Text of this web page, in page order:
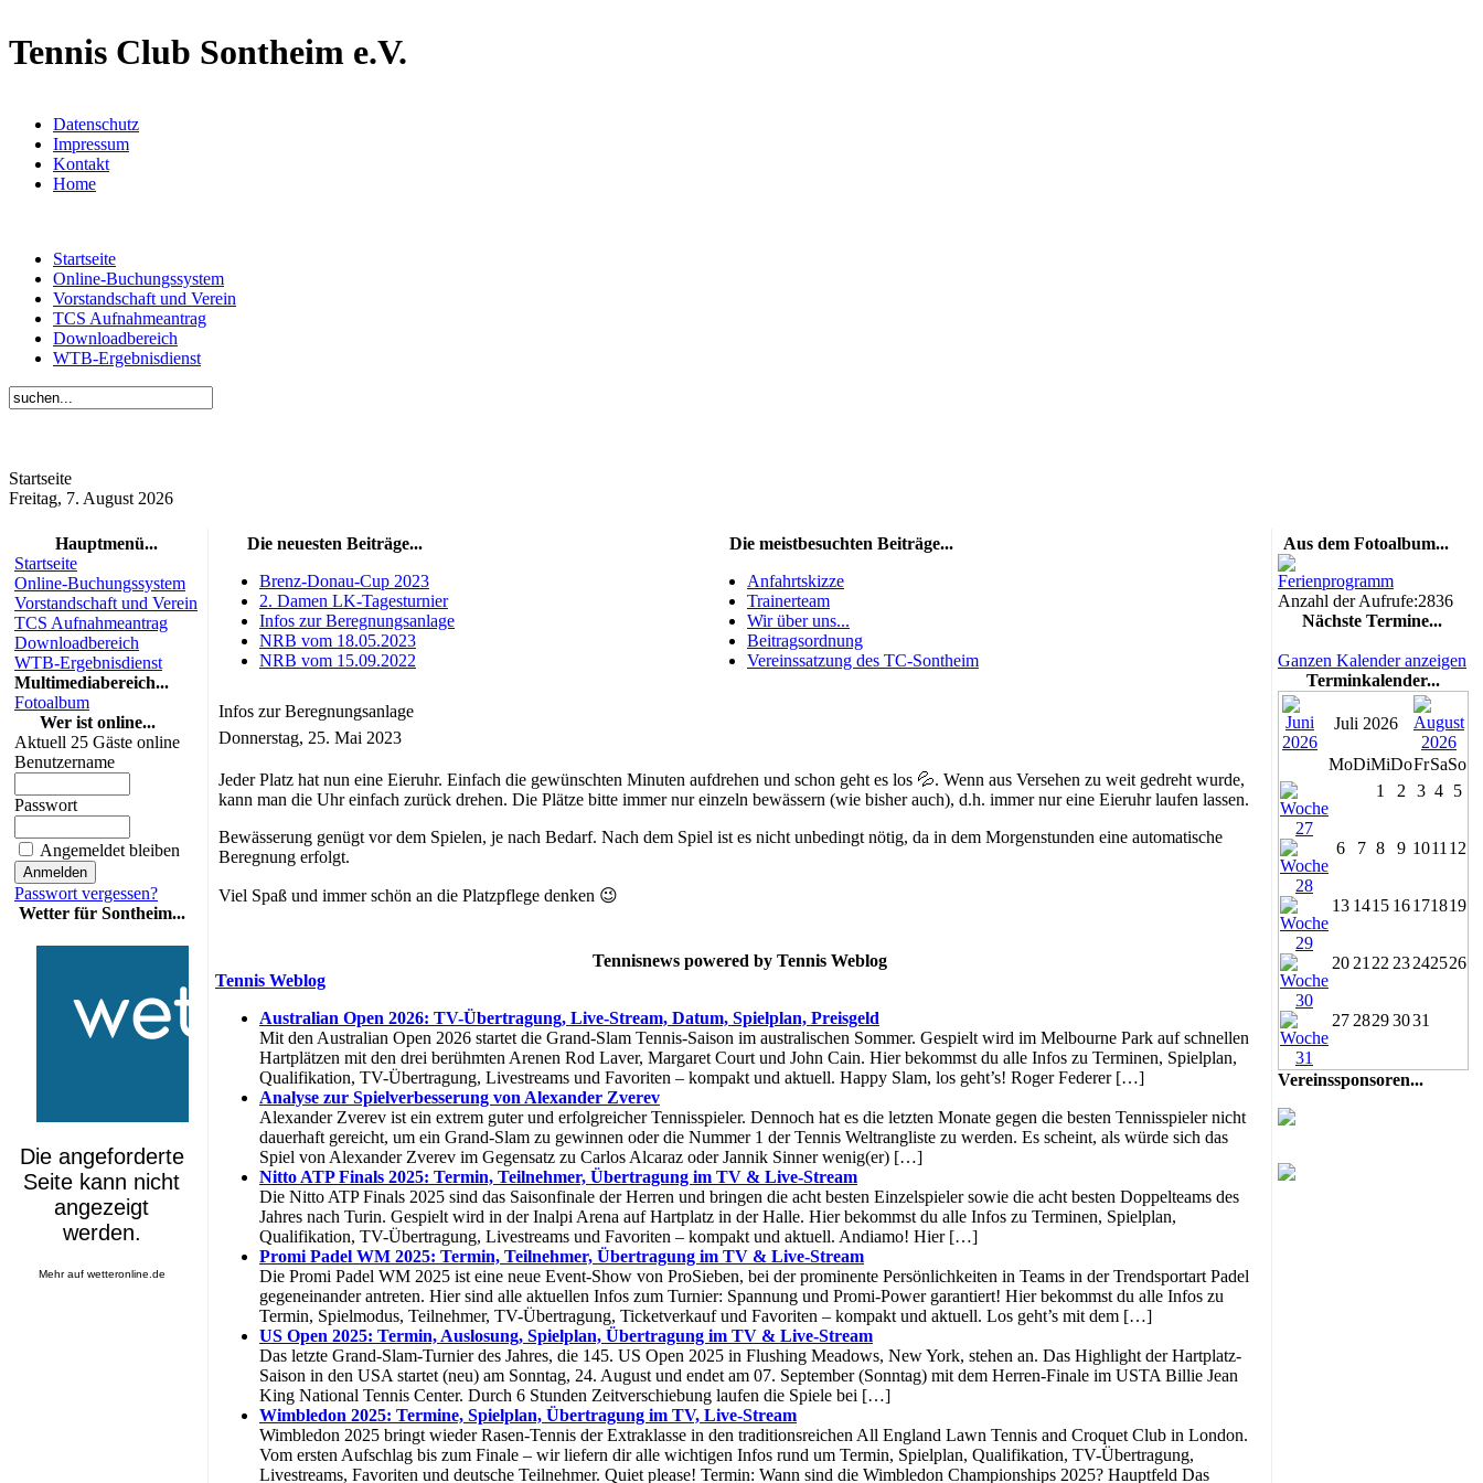
Tennis Club Sontheim e.V.
Datenschutz
Impressum
Kontakt
Home
Startseite
Online-Buchungssystem
Vorstandschaft und Verein
TCS Aufnahmeantrag
Downloadbereich
WTB-Ergebnisdienst
Startseite
Freitag, 7. August 2026
Hauptmenü...
Startseite
Online-Buchungssystem
Vorstandschaft und Verein
TCS Aufnahmeantrag
Downloadbereich
WTB-Ergebnisdienst
Multimediabereich...
Fotoalbum
Wer ist online...
Aktuell 25 Gäste online
Benutzername
Passwort
Angemeldet bleiben
Passwort vergessen?
Wetter für Sontheim...
Mehr auf wetteronline.de
Die neuesten Beiträge...
Brenz-Donau-Cup 2023
2. Damen LK-Tagesturnier
Infos zur Beregnungsanlage
NRB vom 18.05.2023
NRB vom 15.09.2022
Die meistbesuchten Beiträge...
Anfahrtskizze
Trainerteam
Wir über uns...
Beitragsordnung
Vereinssatzung des TC-Sontheim
Infos zur Beregnungsanlage
Donnerstag, 25. Mai 2023
Jeder Platz hat nun eine Eieruhr. Einfach die gewünschten Minuten aufdrehen und schon geht es los 💦. Wenn aus Versehen zu weit gedreht wurde,
kann man die Uhr einfach zurück drehen. Die Plätze bitte immer nur einzeln bewässern (wie bisher auch), d.h. immer nur eine Eieruhr laufen lassen.
Bewässerung genügt vor dem Spielen, je nach Bedarf. Nach dem Spiel ist es nicht unbedingt nötig, da in dem Morgenstunden eine automatische
Beregnung erfolgt.
Viel Spaß und immer schön an die Platzpflege denken 😉
Tennisnews powered by Tennis Weblog
Tennis Weblog
Australian Open 2026: TV-Übertragung, Live-Stream, Datum, Spielplan, Preisgeld
Mit den Australian Open 2026 startet die Grand-Slam Tennis-Saison im australischen Sommer. Gespielt wird im Melbourne Park auf schnellen
Hartplätzen mit den drei berühmten Arenen Rod Laver, Margaret Court und John Cain. Hier bekommst du alle Infos zu Terminen, Spielplan,
Qualifikation, TV-Übertragung, Livestreams und Favoriten – kompakt und aktuell. Happy Slam, los geht’s! Roger Federer […]
Analyse zur Spielverbesserung von Alexander Zverev
Alexander Zverev ist ein extrem guter und erfolgreicher Tennisspieler. Dennoch hat es die letzten Monate gegen die besten Tennisspieler nicht
dauerhaft gereicht, um ein Grand-Slam zu gewinnen oder die Nummer 1 der Tennis Weltrangliste zu werden. Es scheint, als würde sich das
Spiel von Alexander Zverev im Gegensatz zu Carlos Alcaraz oder Jannik Sinner wenig(er) […]
Nitto ATP Finals 2025: Termin, Teilnehmer, Übertragung im TV & Live-Stream
Die Nitto ATP Finals 2025 sind das Saisonfinale der Herren und bringen die acht besten Einzelspieler sowie die acht besten Doppelteams des
Jahres nach Turin. Gespielt wird in der Inalpi Arena auf Hartplatz in der Halle. Hier bekommst du alle Infos zu Terminen, Spielplan,
Qualifikation, TV-Übertragung, Livestreams und Favoriten – kompakt und aktuell. Andiamo! Hier […]
Promi Padel WM 2025: Termin, Teilnehmer, Übertragung im TV & Live-Stream
Die Promi Padel WM 2025 ist eine neue Event-Show von ProSieben, bei der prominente Persönlichkeiten in Teams in der Trendsportart Padel
gegeneinander antreten. Hier sind alle aktuellen Infos zum Turnier: Spannung und Promi-Power garantiert! Hier bekommst du alle Infos zu
Termin, Spielmodus, Teilnehmer, TV-Übertragung, Ticketverkauf und Favoriten – kompakt und aktuell. Los geht’s mit dem […]
US Open 2025: Termin, Auslosung, Spielplan, Übertragung im TV & Live-Stream
Das letzte Grand-Slam-Turnier des Jahres, die 145. US Open 2025 in Flushing Meadows, New York, stehen an. Das Highlight der Hartplatz-
Saison in den USA startet (neu) am Sonntag, 24. August und endet am 07. September (Sonntag) mit dem Herren-Finale im USTA Billie Jean
King National Tennis Center. Durch 6 Stunden Zeitverschiebung laufen die Spiele bei […]
Wimbledon 2025: Termine, Spielplan, Übertragung im TV, Live-Stream
Wimbledon 2025 bringt wieder Rasen-Tennis der Extraklasse in den traditionsreichen All England Lawn Tennis and Croquet Club in London.
Vom ersten Aufschlag bis zum Finale – wir liefern dir alle wichtigen Infos rund um Termin, Spielplan, Qualifikation, TV-Übertragung,
Livestreams, Favoriten und deutsche Teilnehmer. Quiet please! Termin: Wann sind die Wimbledon Championships 2025? Hauptfeld Das
Aus dem Fotoalbum...
Ferienprogramm
Anzahl der Aufrufe:2836
Nächste Termine...
Ganzen Kalender anzeigen
Terminkalender...
Juli 2026
MoDiMiDoFrSaSo
1
2 3 4 5
6 7 8 9 1011 12
13 1415 16171819
20 21 22 23242526
27 28293031
Vereinssponsoren...